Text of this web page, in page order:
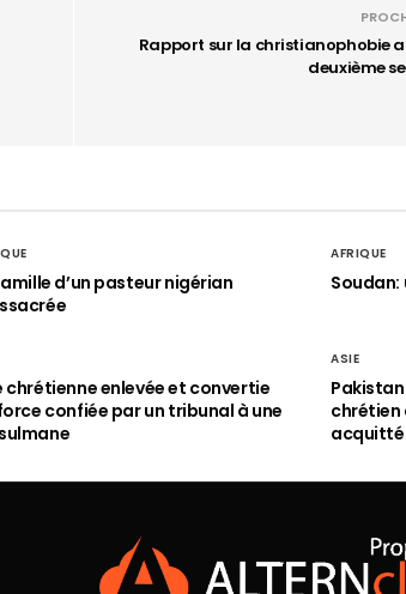
Rapport sur la christianophobie
deuxième
d’un pasteur nigérian
AFRIQUE
chrétienne enlevée et convertie
confiée par un tribunal à une
ASIE
chrétien